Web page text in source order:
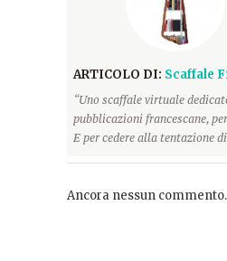
ARTICOLO DI: Scaffale
“Uno scaffale virtuale
pubblicazioni francescane,
E per cedere alla tentazione
Ancora nessun commento.